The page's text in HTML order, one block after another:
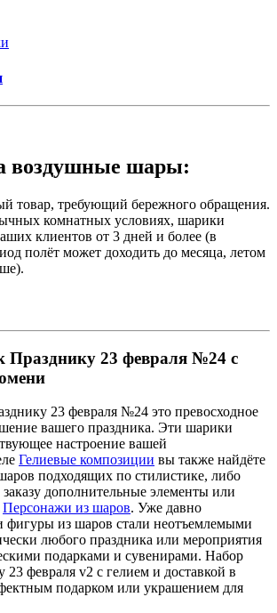
воздушные шары:
товар, требующий бережного обращения.
комнатных условиях, шарики
клиентов от 3 дней и более (в
полёт может доходить до месяца, летом
Празднику 23 февраля №24 с
23 февраля №24 это превосходное
вашего праздника. Эти шарики
настроение вашей
Гелиевые композиции вы также найдёте
подходящих по стилистике, либо
дополнительные элементы или
Персонажи из шаров. Уже давно
из шаров стали неотъемлемыми
любого праздника или мероприятия
подарками и сувенирами. Набор
февраля v2 с гелием и доставкой в
подарком или украшением для